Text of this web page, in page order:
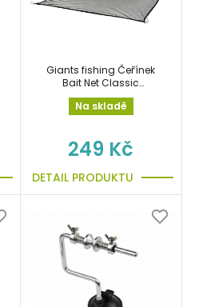
Giants fishing Čeřínek
Bait Net Classic
100x100cm
Na skladě
249 Kč
DETAIL PRODUKTU